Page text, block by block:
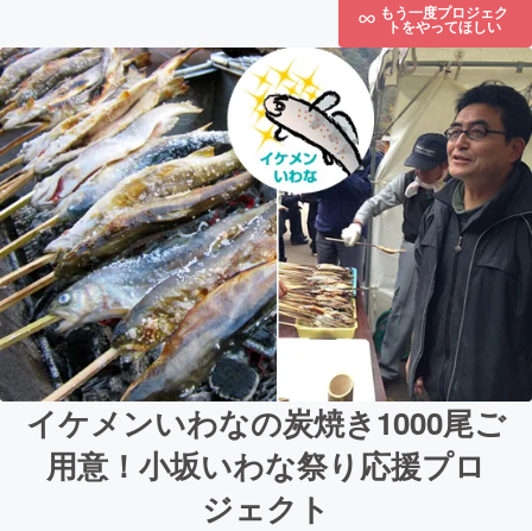
もう一度プロジェク
トをやってほしい
イケメンいわなの炭焼き1000尾ご
用意！小坂いわな祭り応援プロ
ジェクト